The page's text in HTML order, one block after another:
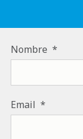
Nombre
Email